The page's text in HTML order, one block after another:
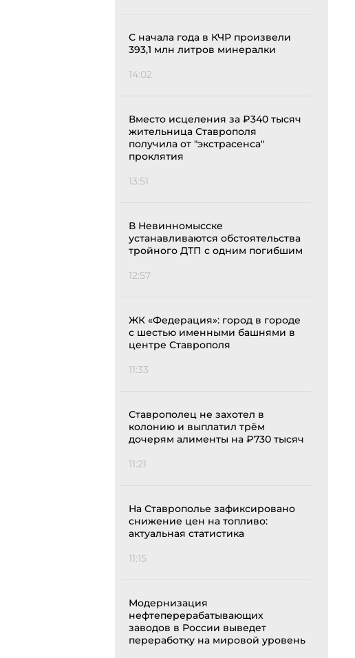
С начала года в КЧР произвели
393,1 млн литров минералки
14:02
Вместо исцеления за ₽340 тысяч
жительница Ставрополя
получила от "экстрасенса"
проклятия
13:51
В Невинномысске
устанавливаются обстоятельства
тройного ДТП с одним погибшим
12:57
ЖК «Федерация»: город в городе
с шестью именными башнями в
центре Ставрополя
11:33
Ставрополец не захотел в
колонию и выплатил трём
дочерям алименты на ₽730 тысяч
11:21
На Ставрополье зафиксировано
снижение цен на топливо:
актуальная статистика
11:15
Модернизация
нефтеперерабатывающих
заводов в России выведет
переработку на мировой уровень